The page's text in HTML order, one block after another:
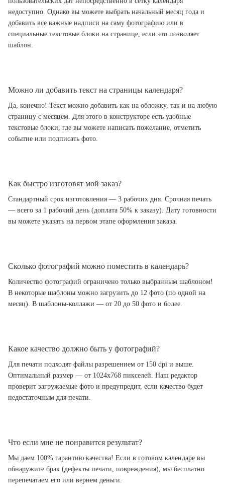
недоступно. Однако вы можете выбрать начальный месяц года и
добавить все важные надписи на саму фотографию или в
специальные текстовые блоки на странице, если это позволяет
шаблон.
Можно ли добавить текст на страницы календаря?
Да, конечно! Текст можно добавить как на обложку, так и на любую
страницу с месяцем. Для этого в конструкторе есть удобные
текстовые блоки, где вы можете написать пожелание, отметить
событие или подписать фото.
Как быстро изготовят мой заказ?
Стандартный срок изготовления — 3 рабочих дня. Срочная печать
— всего за 1 рабочий день (доплата 50% к заказу). Дату готовности
вы можете указать на первом этапе оформления заказа.
Сколько фотографий можно поместить в календарь?
Количество фотографий ограничено только выбранным шаблоном!
В некоторые шаблоны можно загрузить до 12 фото (по одной на
месяц). В шаблоны-коллажи — от 20 до 50 фото и более.
Какое качество должно быть у фотографий?
Для печати подходят файлы разрешением от 150 dpi и выше.
Оптимальный размер — от 1024x768 пикселей. Наш редактор
проверит загружаемые фото и предупредит, если качество будет
недостаточным для печати.
Что если мне не понравится результат?
Мы даем 100% гарантию качества! Если в готовом календаре вы
обнаружите брак (дефекты печати, повреждения), мы бесплатно
перепечатаем его или вернем деньги.